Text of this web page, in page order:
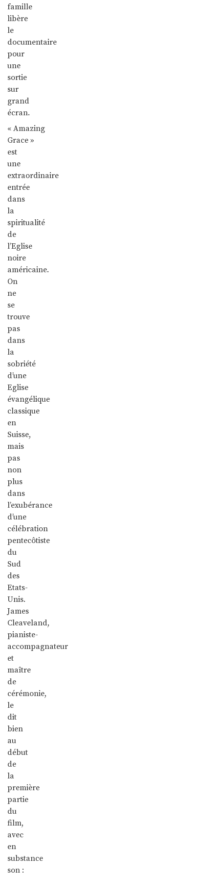
famille
libère
le
documentaire
pour
une
sortie
sur
grand
écran.
« Amazing
Grace »
est
une
extraordinaire
entrée
dans
la
spiritualité
de
l’Eglise
noire
américaine.
On
ne
se
trouve
pas
dans
la
sobriété
d’une
Eglise
évangélique
classique
en
Suisse,
mais
pas
non
plus
dans
l’exubérance
d’une
célébration
pentecôtiste
du
Sud
des
Etats-
Unis.
James
Cleaveland,
pianiste-
accompagnateur
et
maître
de
cérémonie,
le
dit
bien
au
début
de
la
première
partie
du
film,
avec
en
substance
son :